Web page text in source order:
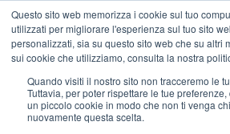
Questo sito web memorizza i cookie sul tuo
utilizzati per migliorare l'esperienza sul tuo sito
personalizzati, sia su questo sito web che su altri
sui cookie che utilizziamo, consulta la nostra
Quando visiti il ​​nostro sito non tracceremo le
Tuttavia, per poter rispettare le tue
un piccolo cookie in modo che non ti venga
nuovamente questa scelta.